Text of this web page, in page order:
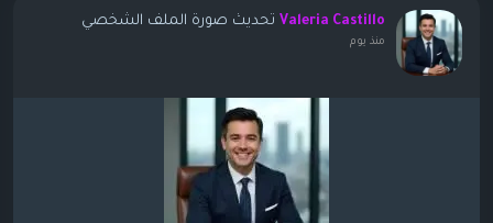
Valeria Castillo تحديث صورة الملف الشخصي
منذ يوم